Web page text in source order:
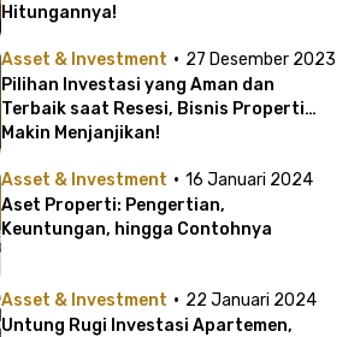
Hitungannya!
Asset & Investment · 27 Desember 2023
Pilihan Investasi yang Aman dan
Terbaik saat Resesi, Bisnis Properti
Makin Menjanjikan!
Asset & Investment · 16 Januari 2024
Aset Properti: Pengertian,
Keuntungan, hingga Contohnya
Asset & Investment · 22 Januari 2024
Untung Rugi Investasi Apartemen,